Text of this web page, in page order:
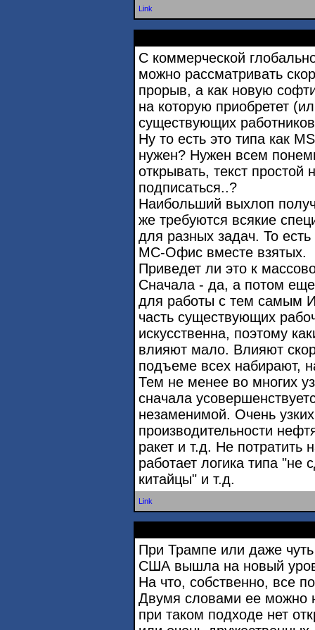
Link
С коммерческой
можно рассматривать
прорыв, а как новую
на которую приобретет
существующих
Ну то есть это типа как
нужен? Нужен всем
открывать, текст
подписаться..?
Наибольший выхлоп
же требуются всякие
для разных задач. То
МС-Офис вместе взятых.
Приведет ли это к
Сначала - да, а потом
для работы с тем самым
часть существующих
искусственна, поэтому
влияют мало. Влияют
подъеме всех набирают,
Тем не менее во многих
сначала
незаменимой. Очень
производительности
ракет и т.д. Не потратить
работает логика типа
китайцы" и т.д.
Link
При Трампе или даже
США вышла на новый
На что, собственно, все
Двумя словами ее можно
при таком подходе нет